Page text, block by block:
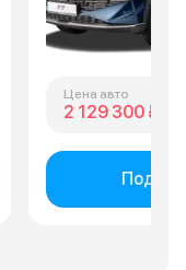
Цена авто
2 129 300 ₽